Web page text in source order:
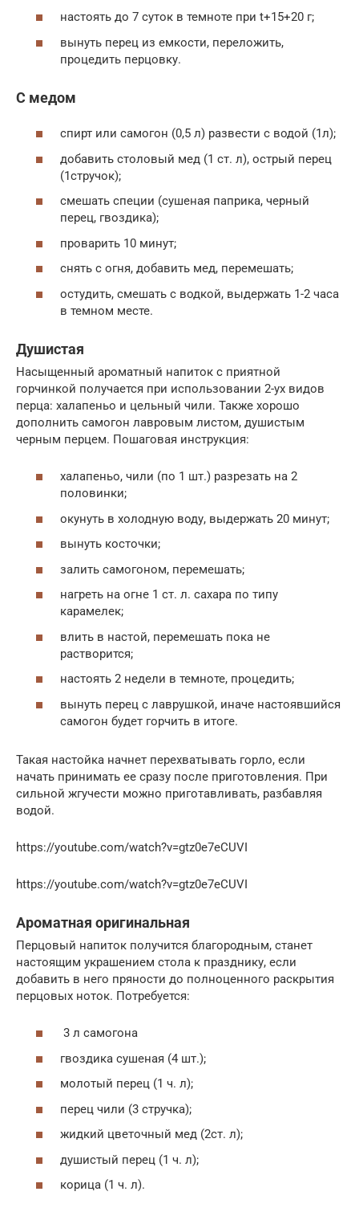
настоять до 7 суток в темноте при t+15+20 г;
вынуть перец из емкости, переложить,
процедить перцовку.
С медом
спирт или самогон (0,5 л) развести с водой (1л);
добавить столовый мед (1 ст. л), острый перец
(1стручок);
смешать специи (сушеная паприка, черный
перец, гвоздика);
проварить 10 минут;
снять с огня, добавить мед, перемешать;
остудить, смешать с водкой, выдержать 1-2 часа
в темном месте.
Душистая
Насыщенный ароматный напиток с приятной
горчинкой получается при использовании 2-ух видов
перца: халапеньо и цельный чили. Также хорошо
дополнить самогон лавровым листом, душистым
черным перцем. Пошаговая инструкция:
халапеньо, чили (по 1 шт.) разрезать на 2
половинки;
окунуть в холодную воду, выдержать 20 минут;
вынуть косточки;
залить самогоном, перемешать;
нагреть на огне 1 ст. л. сахара по типу
карамелек;
влить в настой, перемешать пока не
растворится;
настоять 2 недели в темноте, процедить;
вынуть перец с лаврушкой, иначе настоявшийся
самогон будет горчить в итоге.
Такая настойка начнет перехватывать горло, если
начать принимать ее сразу после приготовления. При
сильной жгучести можно приготавливать, разбавляя
водой.
https://youtube.com/watch?v=gtz0e7eCUVI
https://youtube.com/watch?v=gtz0e7eCUVI
Ароматная оригинальная
Перцовый напиток получится благородным, станет
настоящим украшением стола к празднику, если
добавить в него пряности до полноценного раскрытия
перцовых ноток. Потребуется:
3 л самогона
гвоздика сушеная (4 шт.);
молотый перец (1 ч. л);
перец чили (3 стручка);
жидкий цветочный мед (2ст. л);
душистый перец (1 ч. л);
корица (1 ч. л).